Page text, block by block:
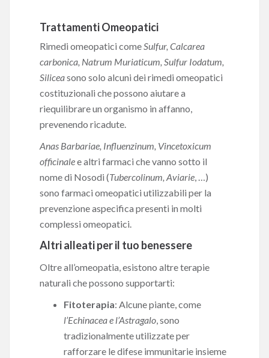
Trattamenti Omeopatici
Rimedi omeopatici comeSulfur, Calcarea
carbonica, Natrum Muriaticum, Sulfur Iodatum,
Siliceasono solo alcuni dei rimedi omeopatici
costituzionali che possono aiutare a
riequilibrare un organismo in affanno,
prevenendo ricadute.
Anas Barbariae, Influenzinum, Vincetoxicum
officinalee altri farmaci che vanno sotto il
nome di Nosodi (Tubercolinum, Aviarie, …)
sono farmaci omeopatici utilizzabili per la
prevenzione aspecifica presenti in molti
complessi omeopatici.
Altri alleati per il tuo benessere
Oltre all’omeopatia, esistono altre terapie
naturali che possono supportarti:
Fitoterapia: Alcune piante, come
l’Echinacea e l’Astragalo, sono
tradizionalmente utilizzate per
rafforzare le difese immunitarie insieme